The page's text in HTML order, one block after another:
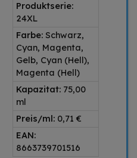
Produktserie:
24XL
Farbe: Schwarz,
Cyan, Magenta,
Gelb, Cyan (Hell),
Magenta (Hell)
Kapazitat: 75,00
ml
Preis/ml: 0,71 €
EAN:
8663739701516